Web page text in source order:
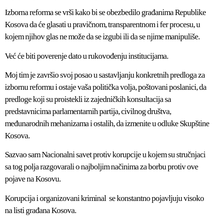
Izborna reforma se vrši kako bi se obezbedilo građanima Republike
Kosova da će glasati u pravičnom, transparentnom i fer procesu, u
kojem njihov glas ne može da se izgubi ili da se njime manipuliše.
Već će biti poverenje dato u rukovođenju institucijama.
Moj tim je završio svoj posao u sastavljanju konkretnih predloga za
izbornu reformu i ostaje vaša politička volja, poštovani poslanici, da
predloge koji su proistekli iz zajedničkih konsultacija sa
predstavnicima parlamentarnih partija, civilnog društva,
međunarodnih mehanizama i ostalih, da izmenite u odluke Skupštine
Kosova.
Sazvao sam Nacionalni savet protiv korupcije u kojem su stručnjaci
sa tog polja razgovarali o najboljim načinima za borbu protiv ove
pojave na Kosovu.
Korupcija i organizovani kriminal se konstantno pojavljuju visoko
na listi građana Kosova.